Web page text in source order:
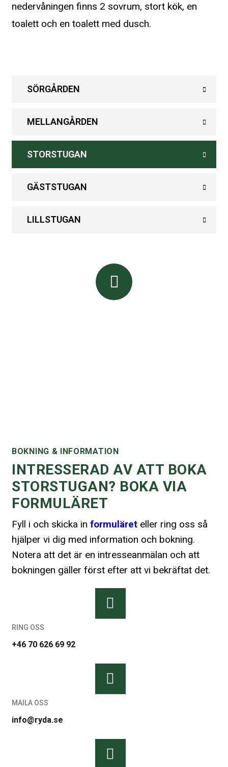
SÖRGÅRDEN
MELLANGÅRDEN
STORSTUGAN
GÄSTSTUGAN
LILLSTUGAN
nedervåningen finns 2 sovrum, stort kök, en
toalett och en toalett med dusch.
BOKNING & INFORMATION
INTRESSERAD AV ATT BOKA
STORSTUGAN? BOKA VIA
FORMULÄRET
Fyll i och skicka in formuläret eller ring oss så
hjälper vi dig med information och bokning.
Notera att det är en intresseanmälan och att
bokningen gäller först efter att vi bekräftat det.
RING OSS
+46 70 626 69 92
MAILA OSS
info@ryda.se